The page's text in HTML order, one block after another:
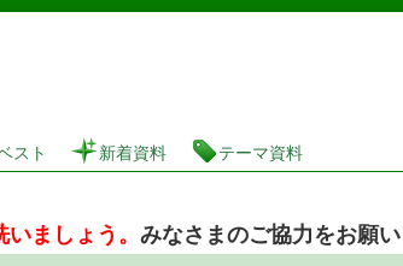
図書館 蔵書検索・予約システム
スト 新着資料 テーマ資料
ましょう。 みなさまのご協力をお願い